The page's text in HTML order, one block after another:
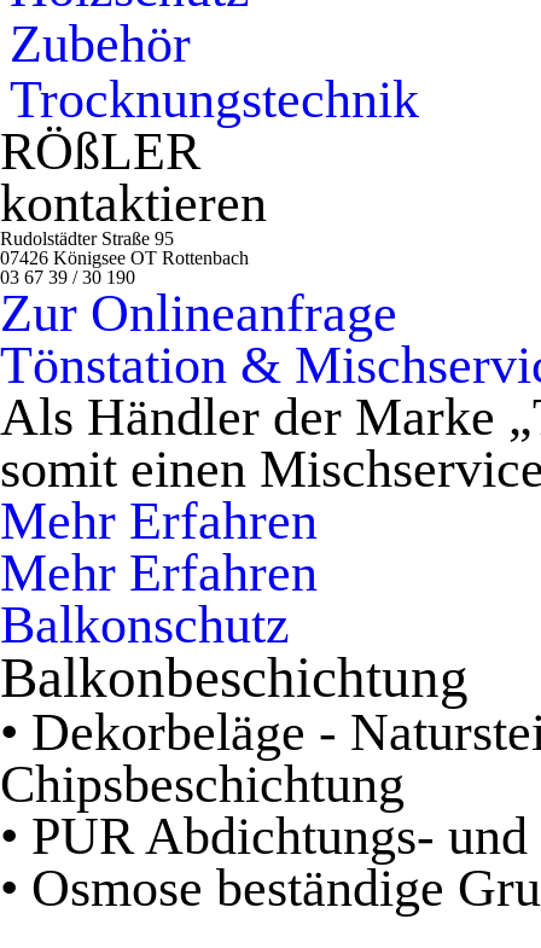
Zubehör
Trocknungstechnik
RÖßLER
kontaktieren
Rudolstädter Straße 95
07426 Königsee OT Rottenbach
03 67 39 / 30 190
Zur Onlineanfrage
Tönstation &
Als Händler der Marke
somit einen
Mehr Erfahren
Mehr Erfahren
Balkonschutz
Balkonbeschichtung
• Dekorbeläge -
Chipsbeschichtung
• PUR Abdichtungs-
• Osmose beständige